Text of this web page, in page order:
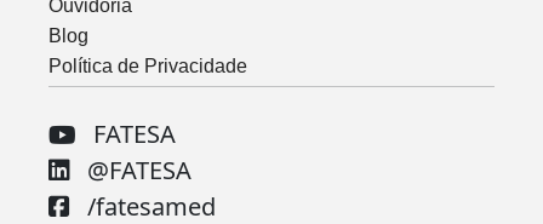
Ouvidoria
Blog
Política de Privacidade
FATESA
@FATESA
/fatesamed